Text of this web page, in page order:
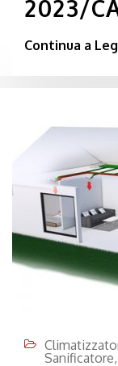
2023/
Continua a
Sanificatore,